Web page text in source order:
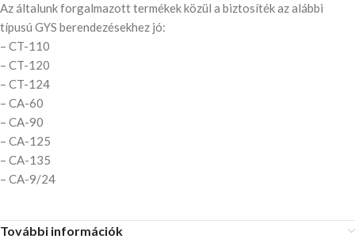
Az általunk forgalmazott termékek közül a biztosíték az alábbi
típusú GYS berendezésekhez jó:
– CT-110
– CT-120
– CT-124
– CA-60
– CA-90
– CA-125
– CA-135
– CA-9/24
További információk